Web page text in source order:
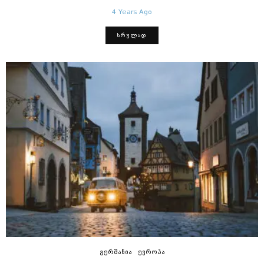
4 Years Ago
ᲡᲠᲣᲚᲐᲓ
ᲒᲔᲠᲛᲐᲜᲘᲐ ᲔᲕᲠᲝᲞᲐ